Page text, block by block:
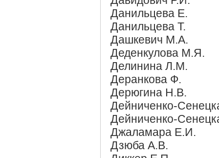
Данильцева Е.
Данильцева Т.
Дашкевич М.А.
Деденкулова М.Я.
Делинина Л.М.
Деранкова Ф.
Дерюгина Н.В.
Дейниченко-
Дейниченко-
Джаламара Е.И.
Дзюба А.В.